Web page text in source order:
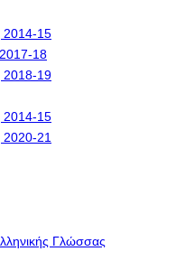
2014-15
18
2018-19
2014-15
2020-21
Γλώσσας